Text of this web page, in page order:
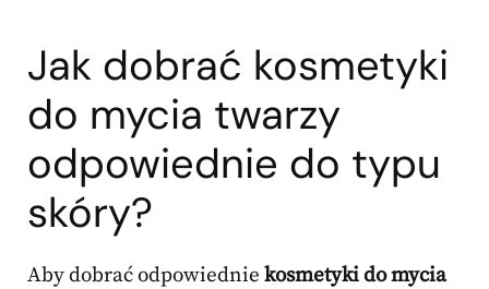
Jak dobrać kosmetyki
do mycia twarzy
odpowiednie do typu
skóry?
Aby dobrać odpowiednie kosmetyki do mycia